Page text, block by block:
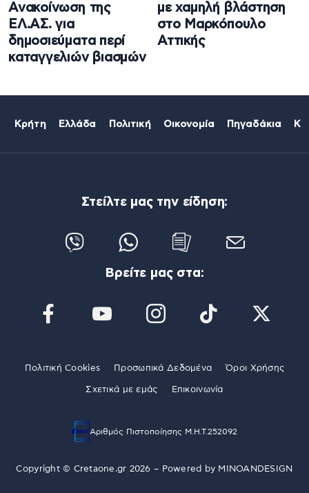
Ανακοίνωση της
ΕΛ.ΑΣ. για
δημοσιεύματα περί
καταγγελιών βιασμών
με χαμηλή βλάστηση
στο Μαρκόπουλο
Αττικής
Κρήτη Ελλάδα Πολιτική Οικονομία Πηγαδάκια
Στείλτε μας την είδηση:
Βρείτε μας στα:
Πολιτική Cookies Προσωπικά Δεδομένα Όροι Χρήσης
Σχετικά με εμάς Επικοινωνία
Αριθμός Πιστοποίησης Μ.Η.Τ.252092
Copyright © Cretaone.gr 2026 – Powered by MINOANDESIGN